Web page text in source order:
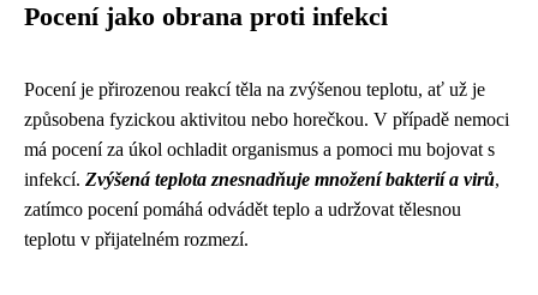
Pocení jako obrana proti infekci
Pocení je přirozenou reakcí těla na zvýšenou teplotu, ať už je
způsobena fyzickou aktivitou nebo horečkou. V případě nemoci
má pocení za úkol ochladit organismus a pomoci mu bojovat s
infekcí. Zvýšená teplota znesnadňuje množení bakterií a virů,
zatímco pocení pomáhá odvádět teplo a udržovat tělesnou
teplotu v přijatelném rozmezí.